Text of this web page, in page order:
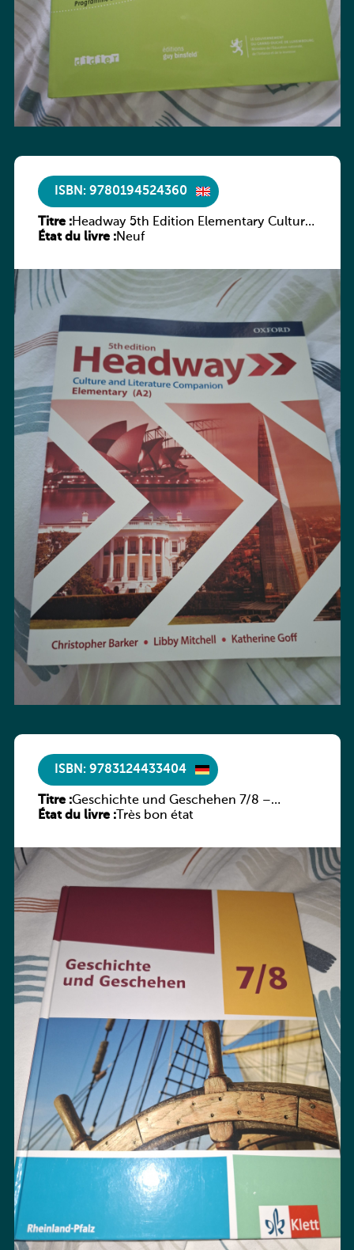
ISBN: 9780194524360
Titre :Headway 5th Edition Elementary Culture
and Literature Companion
État du livre :Neuf
ISBN: 9783124433404
Titre :Geschichte und Geschehen 7/8 –
Rheinland-Pfalz
État du livre :Très bon état